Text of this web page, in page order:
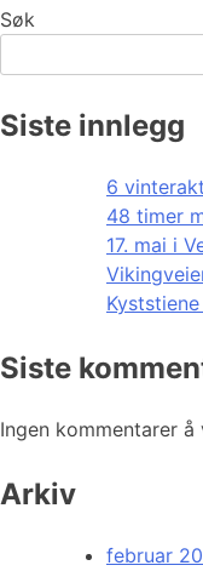
Søk
Siste innlegg
6
48 timer
17. mai i
Siste
Ingen kommentarer å
Arkiv
februar